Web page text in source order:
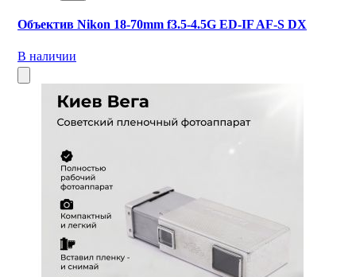
Объектив Nikon 18-70mm f3.5-4.5G ED-IF AF-S DX
В наличии